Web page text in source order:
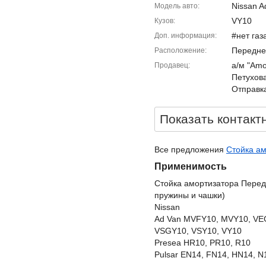
Модель авто Nissan
Кузов VY10
Доп. информация #нет
Расположение
Продавец
а/м
Показать
Все предложения Стойка
Применимость
Стойка амортизатора
пружины и чашки)
Nissan
Ad Van MVFY10, MVY10,
VSGY10, VSY10, VY10
Presea HR10, PR10, R10
Pulsar EN14, FN14, HN14,